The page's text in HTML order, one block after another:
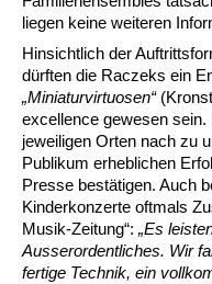
liegen keine weiteren
Hinsichtlich der
dürften die Raczeks ein
„Miniaturvirtuosen“
excellence gewesen
jeweiligen Orten nach zu
Publikum erheblichen
Presse bestätigen. Auch
Kinderkonzerte oftmals
Musik-Zeitung“: „Es
Ausserordentliches. Wir
fertige Technik, ein